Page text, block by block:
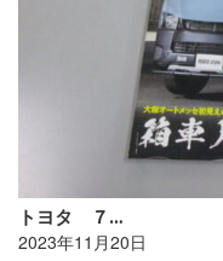
トヨタ ７…
2023年11月20日